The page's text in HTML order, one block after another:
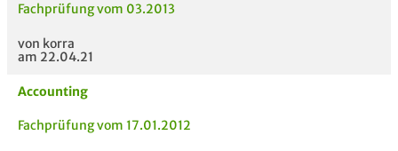
Fachprüfung vom 03.2013
von korra
am 22.04.21
Accounting
Fachprüfung vom 17.01.2012